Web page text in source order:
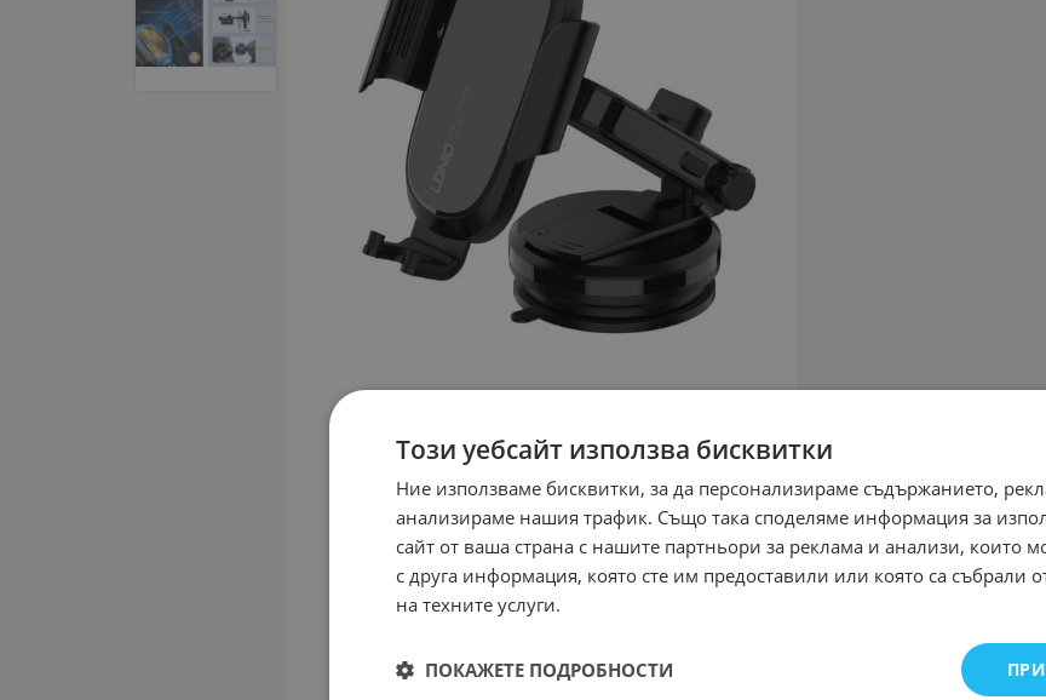
Този уебсайт използва бисквитки
Ние използваме бисквитки, за да персонализираме съдържанието,
анализираме нашия трафик. Също така споделяме информация за
сайт от ваша страна с нашите партньори за реклама и анализи, които
с друга информация, която сте им предоставили или която са събрали
на техните услуги.
ПОКАЖЕТЕ ПОДРОБНОСТИ